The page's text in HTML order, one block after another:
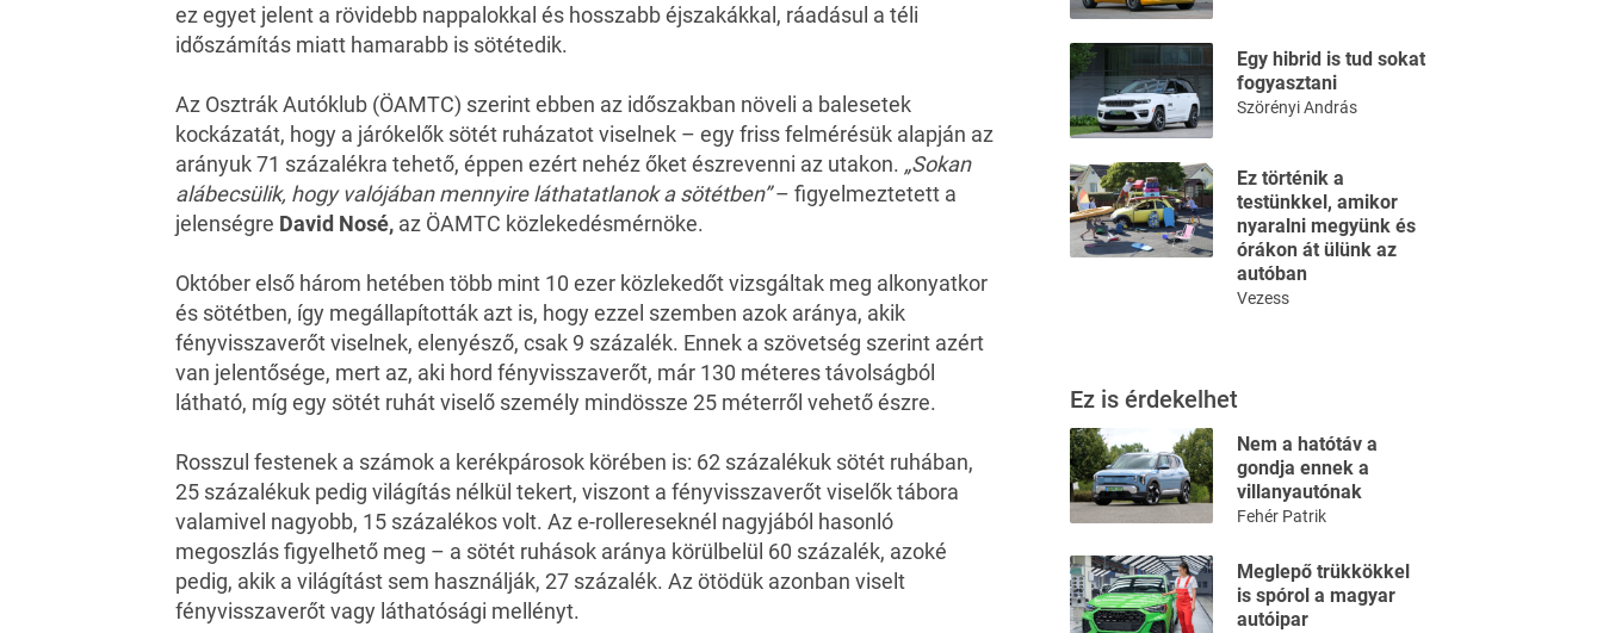
ez egyet jelent a rövidebb nappalokkal és hosszabb éjszakákkal, ráadásul a téli
időszámítás miatt hamarabb is sötétedik.
Az Osztrák Autóklub (ÖAMTC) szerint ebben az időszakban növeli a balesetek
kockázatát, hogy a járókelők sötét ruházatot viselnek – egy frissfelmérésük alapján az
arányuk 71 százalékra tehető, éppen ezért nehéz őket észrevenni az utakon. „Sokan
alábecsülik, hogy valójában mennyire láthatatlanok a sötétben”– figyelmeztetett a
jelenségre David Nosé, az ÖAMTC közlekedésmérnöke.
Október első három hetében több mint 10 ezer közlekedőt vizsgáltak meg alkonyatkor
és sötétben, így megállapították azt is, hogy ezzel szemben azok aránya, akik
fényvisszaverőt viselnek, elenyésző, csak 9 százalék. Ennek a szövetség szerint azért
van jelentősége, mert az, aki hord fényvisszaverőt, már 130 méteres távolságból
látható, míg egy sötét ruhát viselő személy mindössze 25 méterről vehető észre.
Rosszul festenek a számok a kerékpárosok körében is: 62 százalékuk sötét ruhában,
25 százalékuk pedig világítás nélkül tekert, viszont a fényvisszaverőt viselők tábora
valamivel nagyobb, 15 százalékos volt. Az e-rollereseknél nagyjából hasonló
megoszlás figyelhető meg – a sötét ruhások aránya körülbelül 60 százalék, azoké
pedig, akik a világítást sem használják, 27 százalék. Az ötödük azonban viselt
fényvisszaverőt vagy láthatósági mellényt.
Egy hibrid is tud sokat
fogyasztani
Szörényi András
Ez történik a
testünkkel, amikor
nyaralni megyünk és
órákon át ülünk az
autóban
Vezess
Ez is érdekelhet
Nem a hatótáv a
gondja ennek a
villanyautónak
Fehér Patrik
Meglepő trükkökkel
is spórol a magyar
autóipar